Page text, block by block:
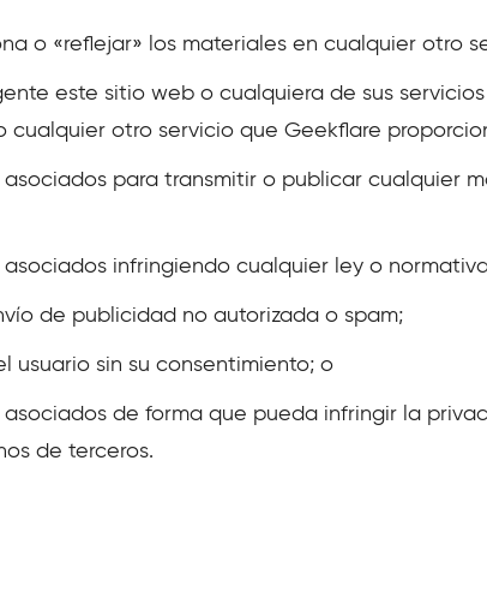
o «reflejar» los materiales en cualquier otro
este sitio web o cualquiera de sus
cualquier otro servicio que Geekflare
para transmitir o publicar cualquier
infringiendo cualquier ley o
de publicidad no autorizada o spam;
usuario sin su consentimiento; o
de forma que pueda infringir la
de terceros.